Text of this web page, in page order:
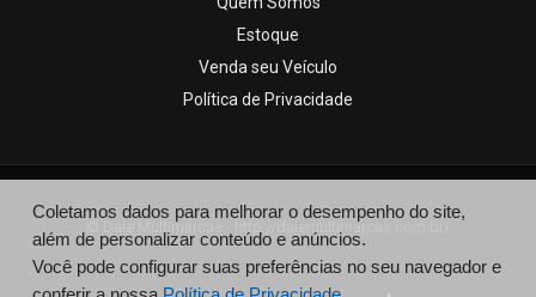
Estoque
Venda seu Veículo
Política de Privacidade
© Dale Multimarcas - http://dalemultimarcas.com.br/
Coletamos dados para melhorar o desempenho do site,
além de personalizar conteúdo e anúncios.
Você pode configurar suas preferências no seu navegador e